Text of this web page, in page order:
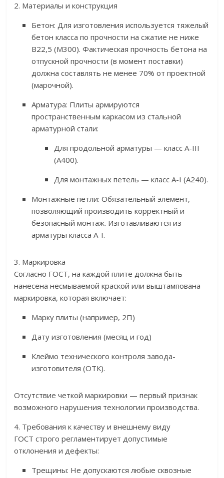
2. Материалы и конструкция
Бетон: Для изготовления используется тяжелый
бетон класса по прочности на сжатие не ниже
В22,5 (М300). Фактическая прочность бетона на
отпускной прочности (в момент поставки)
должна составлять не менее 70% от проектной
(марочной).
Арматура: Плиты армируются
пространственным каркасом из стальной
арматурной стали:
Для продольной арматуры — класс А-III
(А400).
Для монтажных петель — класс А-I (А240).
Монтажные петли: Обязательный элемент,
позволяющий производить корректный и
безопасный монтаж. Изготавливаются из
арматуры класса А-I.
3. Маркировка
Согласно ГОСТ, на каждой плите должна быть
нанесена несмываемой краской или выштампована
маркировка, которая включает:
Марку плиты (например, 2П)
Дату изготовления (месяц и год)
Клеймо технического контроля завода-
изготовителя (ОТК).
Отсутствие четкой маркировки — первый признак
возможного нарушения технологии производства.
4. Требования к качеству и внешнему виду
ГОСТ строго регламентирует допустимые
отклонения и дефекты:
Трещины: Не допускаются любые сквозные